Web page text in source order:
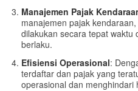
Manajemen Pajak
manajemen pajak
dilakukan secara tepat waktu
berlaku.
Efisiensi Operasional:
terdaftar dan pajak yang
operasional dan menghindari